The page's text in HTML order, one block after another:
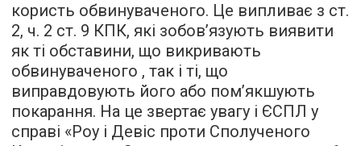
користь обвинуваченого. Це випливає з ст.
2, ч. 2 ст. 9 КПК, які зобов’язують виявити
як ті обставини, що викривають
обвинуваченого , так і ті, що
виправдовують його або пом’якшують
покарання. На це звертає увагу і ЄСПЛ у
справі «Роу і Девіс проти Сполученого